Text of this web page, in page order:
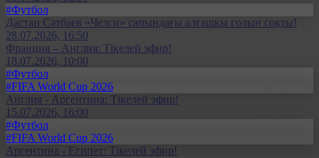
#Футбол
Дастан Сәтбаев «Челси» сапындағы алғашқы голын соқты!
28.07.2026, 16:50
Франция – Англия: Тікелей эфир!
18.07.2026, 10:00
#Футбол
#FIFA World Cup 2026
Англия - Аргентина: Тікелей эфир!
15.07.2026, 16:00
#Футбол
#FIFA World Cup 2026
Аргентина - Египет: Тікелей эфир!